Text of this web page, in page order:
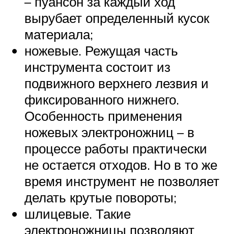
вырубает определенный кусок
материала;
ножевые. Режущая часть
инструмента состоит из
подвижного верхнего лезвия и
фиксированного нижнего.
Особенность применения
ножевых электроножниц – в
процессе работы практически
не остается отходов. Но в то же
время инструмент не позволяет
делать крутые повороты;
шлицевые. Такие
электроножницы позволяют